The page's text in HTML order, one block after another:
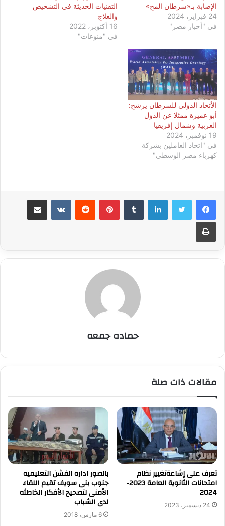
الإصابة بـ«سرطان المخ»
24 فبراير، 2024
في "أخبار مصر"
التقنيات الحديثة في التشخيص
والعلاج
16 أكتوبر، 2022
في "منوعات"
الأتحاد الدولي للسرطان يرشح:
أبو عميرة ممثلا عن الدول
العربية وشمال إفريقيا
19 نوفمبر، 2024
في "اتحاد العاملين بشركة
كهرباء مصر الوسطى"
لينكدإن بينتيريست مشاركة عبر البريد
طباعة
حماده جمعه
مقالات ذات صلة
تعرف على إشاعةتغيير نظام
امتحانات الثانوية العامة 2023-
2024
24 ديسمبر، 2023
بالصور اداره الفشن التعليميه
جنوب بنى سويف تقيم اللقاء
الأمنى لتصحيح الأفكار الخاطئه
لدى الشباب
6 مارس، 2018